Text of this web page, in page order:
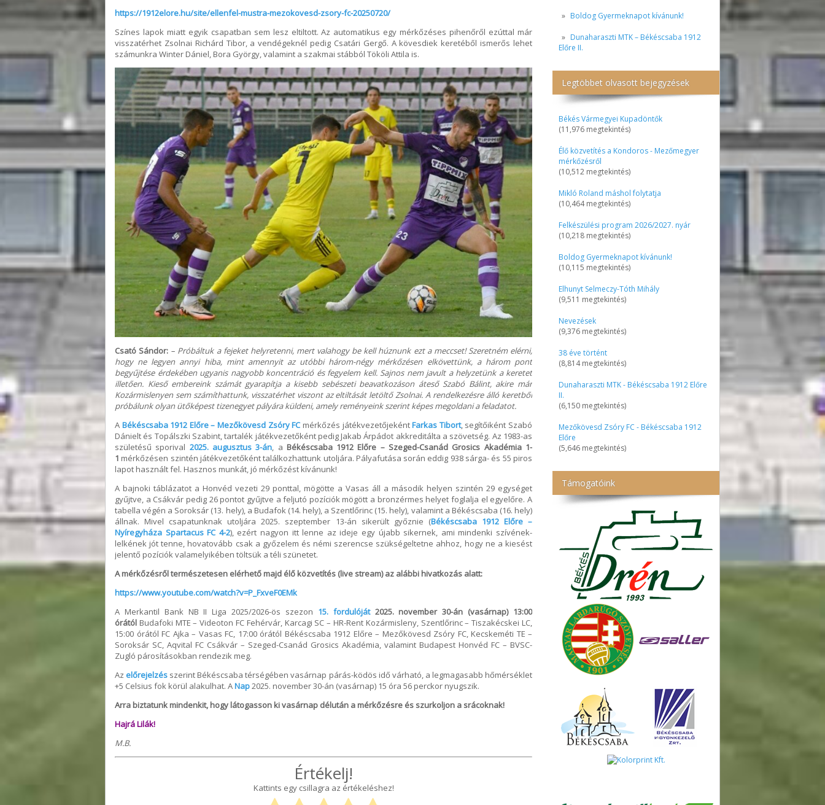
Boldog Gyermeknapot kívánunk!
Dunaharaszti MTK – Békéscsaba 1912
Előre II.
Legtöbbet olvasott bejegyzések
Békés Vármegyei Kupadöntők
(11,976 megtekintés)
Élő közvetítés a Kondoros - Mezőmegyer
mérkőzésről
(10,512 megtekintés)
Mikló Roland máshol folytatja
(10,464 megtekintés)
Felkészülési program 2026/2027. nyár
(10,218 megtekintés)
Boldog Gyermeknapot kívánunk!
(10,115 megtekintés)
Elhunyt Selmeczy-Tóth Mihály
(9,511 megtekintés)
Nevezések
(9,376 megtekintés)
38 éve történt
(8,814 megtekintés)
Dunaharaszti MTK - Békéscsaba 1912 Előre
II.
(6,150 megtekintés)
Mezőkövesd Zsóry FC - Békéscsaba 1912
Előre
(5,646 megtekintés)
Támogatóink
https://1912elore.hu/site/ellenfel-mustra-mezokovesd-zsory-fc-20250720/
Színes lapok miatt egyik csapatban sem lesz eltiltott. Az automatikus egy mérkőzéses pihenőről ezúttal már
visszatérhet Zsolnai Richárd Tibor, a vendégeknél pedig Csatári Gergő. A kövesdiek keretéből ismerős lehet
számunkra Winter Dániel, Bora György, valamint a szakmai stábból Tököli Attila is.
Csató Sándor: – Próbáltuk a fejeket helyretenni, mert valahogy be kell húznunk ezt a meccset! Szeretném elérni,
hogy ne legyen annyi hiba, mint amennyit az utóbbi három-négy mérkőzésen elkövettünk, a három pont
begyűjtése érdekében ugyanis nagyobb koncentráció és fegyelem kell. Sajnos nem javult a helyzetünk a keretet
illetően. Kieső embereink számát gyarapítja a kisebb sebészeti beavatkozáson áteső Szabó Bálint, akire már
Kozármislenyen sem számíthattunk, visszatérhet viszont az eltiltását letöltő Zsolnai. A rendelkezésre álló keretből
próbálunk olyan ütőképest tizenegyet pályára küldeni, amely reményeink szerint képes megoldani a feladatot.
A Békéscsaba 1912 Előre – Mezőkövesd Zsóry FC mérkőzés játékvezetőjekéntFarkas Tibort, segítőiként Szabó
Dánielt és Topálszki Szabint, tartalék játékvezetőként pedig Jakab Árpádot akkreditálta a szövetség. Az 1983-as
születésű sporival 2025. augusztus 3-án, a Békéscsaba 1912 Előre – Szeged-Csanád Grosics Akadémia 1-
1 mérkőzésen szintén játékvezetőként találkozhattunk utoljára. Pályafutása során eddig 938 sárga- és 55 piros
lapot használt fel. Hasznos munkát, jó mérkőzést kívánunk!
A bajnoki táblázatot a Honvéd vezeti 29 ponttal, mögötte a Vasas áll a második helyen szintén 29 egységet
gyűjtve, a Csákvár pedig 26 pontot gyűjtve a feljutó pozíciók mögött a bronzérmes helyet foglalja el egyelőre. A
tabella végén a Soroksár (13. hely), a Budafok (14. hely), a Szentlőrinc (15. hely), valamint a Békéscsaba (16. hely)
állnak. Mivel csapatunknak utoljára 2025. szeptember 13-án sikerült győznie (Békéscsaba 1912 Előre –
Nyíregyháza Spartacus FC 4-2), ezért nagyon itt lenne az ideje egy újabb sikernek, ami mindenki szívének-
lelkének jót tenne, hovatovább csak a győzelem és némi szerencse szükségeltetne ahhoz, hogy ne a kiesést
jelentő pozíciók valamelyikében töltsük a téli szünetet.
A mérkőzésről természetesen elérhető majd élő közvetítés (live stream) az alábbi hivatkozás alatt:
https://www.youtube.com/watch?v=P_FxveF0EMk
A Merkantil Bank NB II Liga 2025/2026-ös szezon 15. fordulóját2025. november 30-án (vasárnap) 13:00
órától Budafoki MTE – Videoton FC Fehérvár, Karcagi SC – HR-Rent Kozármisleny, Szentlőrinc – Tiszakécskei LC,
15:00 órától FC Ajka – Vasas FC, 17:00 órától Békéscsaba 1912 Előre – Mezőkövesd Zsóry FC, Kecskeméti TE –
Soroksár SC, Aqvital FC Csákvár – Szeged-Csanád Grosics Akadémia, valamint Budapest Honvéd FC – BVSC-
Zugló párosításokban rendezik meg.
Az előrejelzés szerint Békéscsaba térségében vasárnap párás-ködös idő várható, a legmagasabb hőmérséklet
+5 Celsius fok körül alakulhat. ANap2025. november 30-án (vasárnap) 15 óra 56 perckor nyugszik.
Arra biztatunk mindenkit, hogy látogasson ki vasárnap délután a mérkőzésre és szurkoljon a srácoknak!
Hajrá Lilák!
M.B.
Értékelj!
Kattints egy csillagra az értékeléshez!